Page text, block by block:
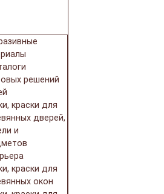
решений
краски для
дверей,
и
краски для
окон